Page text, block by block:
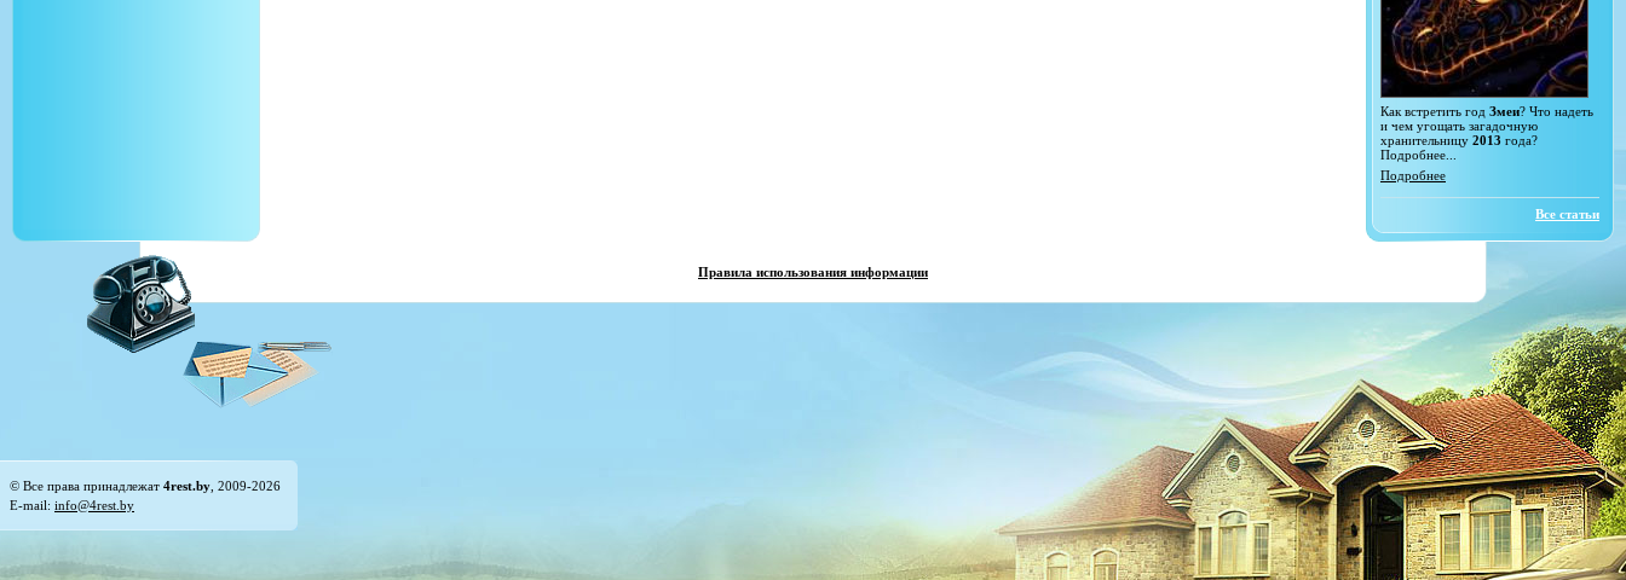
Как встретить год Змеи? Что надеть
и чем угощать загадочную
хранительницу 2013 года?
Подробнее...
Подробнее
Все статьи
Правила использования информации
© Все права принадлежат 4rest.by , 2009-2026
E-mail: info@4rest.by